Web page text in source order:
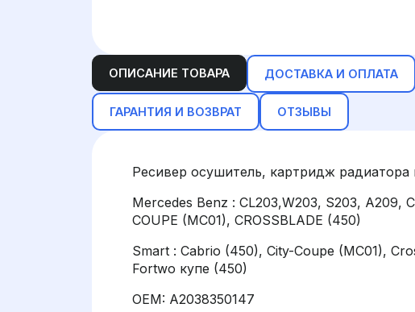
ОПИСАНИЕ ТОВАРА ДОСТАВКА И ОПЛАТА
ГАРАНТИЯ И ВОЗВРАТ ОТЗЫВЫ
Ресивер осушитель, картридж
Mercedes Benz : CL203,W203, S203, A209,
COUPE (MC01), CROSSBLADE (450)
Smart : Cabrio (450), City-Coupe (MC01),
Fortwo купе (450)
OEM: A2038350147